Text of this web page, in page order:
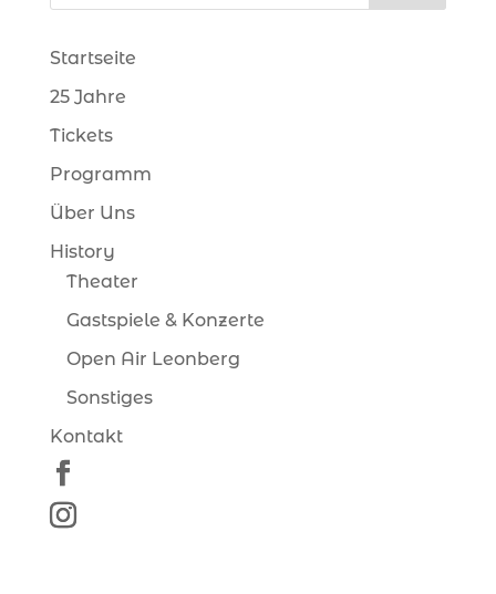
Startseite
25 Jahre
Tickets
Programm
Über Uns
History
Theater
Gastspiele & Konzerte
Open Air Leonberg
Sonstiges
Kontakt